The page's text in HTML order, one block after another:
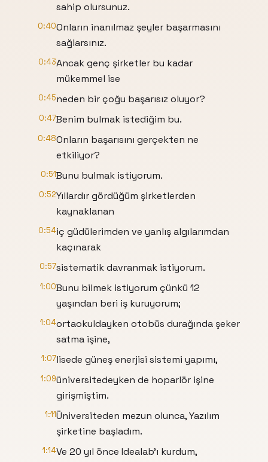
sahip olursunuz.
0:40Onların inanılmaz şeyler başarmasını
sağlarsınız.
0:43Ancak genç şirketler bu kadar
mükemmel ise
0:45neden bir çoğu başarısız oluyor?
0:47Benim bulmak istediğim bu.
0:48Onların başarısını gerçekten ne
etkiliyor?
0:51Bunu bulmak istiyorum.
0:52Yıllardır gördüğüm şirketlerden
kaynaklanan
0:54iç güdülerimden ve yanlış algılarımdan
kaçınarak
0:57sistematik davranmak istiyorum.
1:00Bunu bilmek istiyorum çünkü 12
yaşından beri iş kuruyorum;
1:04ortaokuldayken otobüs durağında şeker
satma işine,
1:07lisede güneş enerjisi sistemi yapımı,
1:09üniversitedeyken de hoparlör işine
girişmiştim.
1:11Üniversiteden mezun olunca, Yazılım
şirketine başladım.
1:14Ve 20 yıl önce Idealab'ı kurdum,